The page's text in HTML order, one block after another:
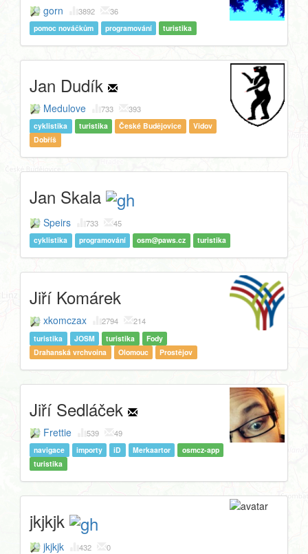
gorn 3892 36
pomoc nováčkům programování turistika
Jan Dudík
Medulove 733 393
cyklistika turistika České Budějovice
Vidov
Dobříš
Jan Skala
Speirs 733 45
cyklistika programování osm@paws.cz turistika
Jiří Komárek
xkomczax 2794 214
turistika JOSM turistika
Fody
Drahanská vrchvoina
Olomouc Prostějov
Jiří Sedláček
Frettie 539 49
navigace importy iD Merkaartor
osmcz-app
turistika
jkjkjk
jkjkjk 432 0